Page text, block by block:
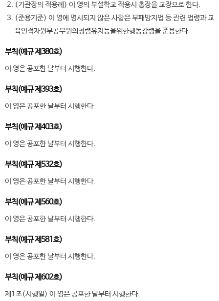
(기관장의 적용례) 이 영의 부설학교 적용시 총장을 교장으로 한다.
(준용기준) 이 영에 명시되지 않은 사항은 부패방지법 등 관련 법령과 교
육인적자원부공무원의청렴유지등을위한행동강령을 준용한다.
부칙(예규 제380호)
이 영은 공포한 날부터 시행한다.
부칙(예규 제393호)
이 영은 공포한 날부터 시행한다.
부칙(예규 제403호)
이 영은 공포한 날부터 시행한다.
부칙(예규 제532호)
이 영은 공포한 날부터 시행한다.
부칙(예규 제560호)
이 영은 공포한 날부터 시행한다.
부칙(예규 제581호)
이 영은 공포한 날부터 시행한다.
부칙(예규 제602호)
제1조(시행일) 이 영은 공포한 날부터 시행한다.